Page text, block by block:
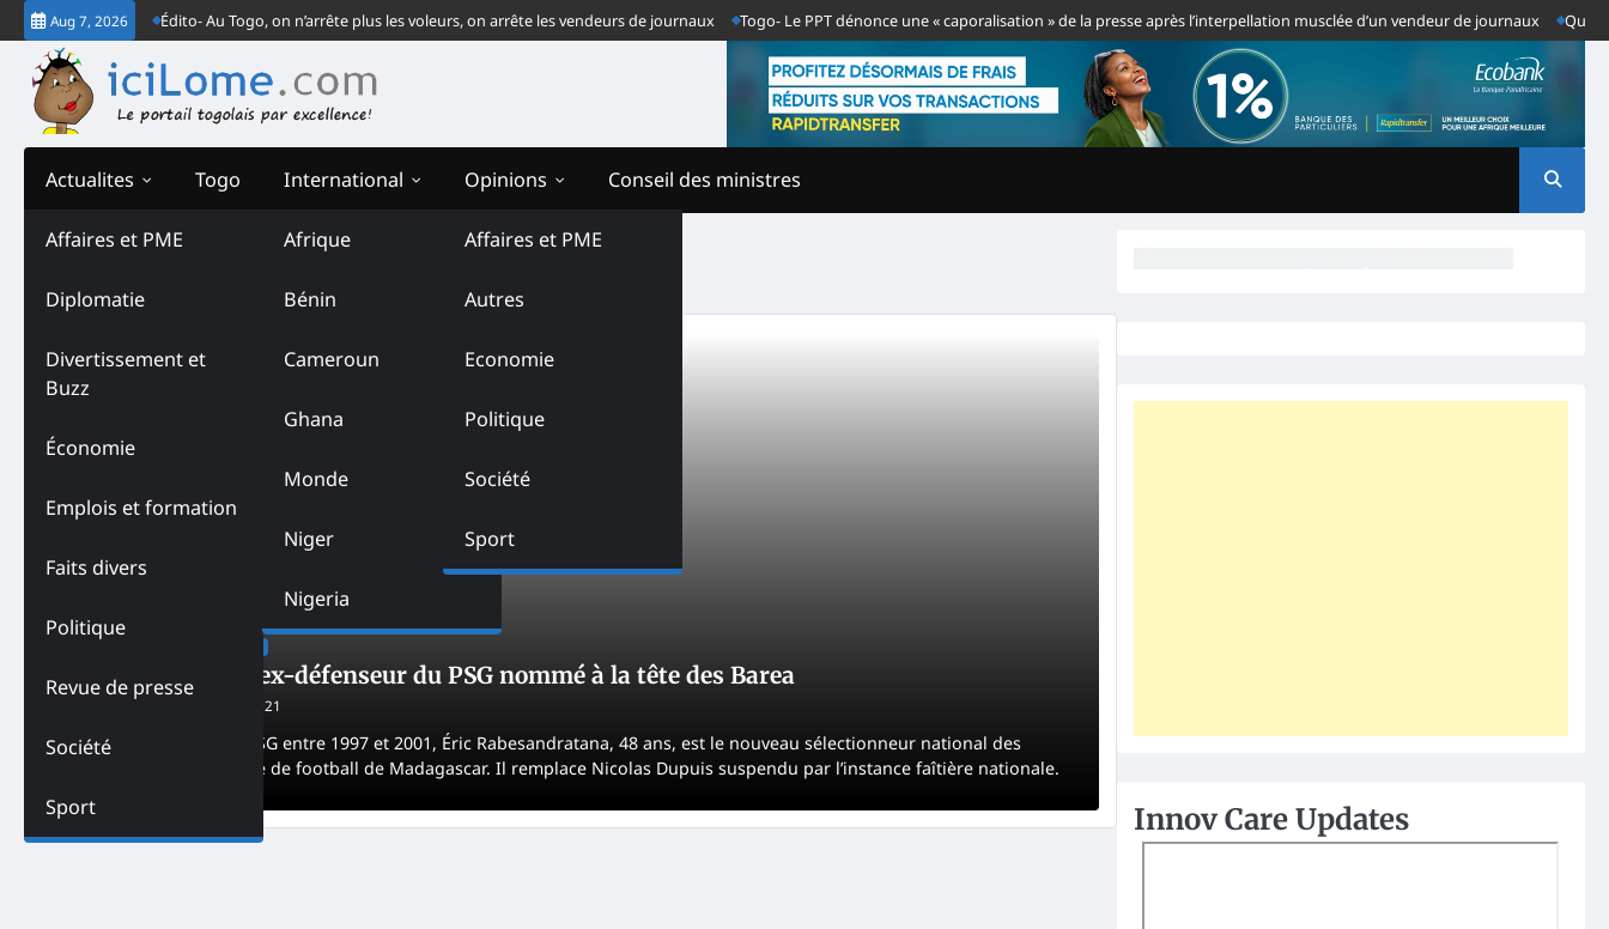
Skip
to
content
Aug 7, 2026
CJ-CEDEAO Édito- Au Togo, on n’arrête plus les voleurs, on arrête les vendeurs de journaux Togo- Le PPT dénonce une « caporalisation » de la presse après l’interpellation musclée d’un vendeur de journaux Quand
Actualites
Affaires et PME
Diplomatie
Divertissement et
Buzz
Économie
Emplois et formation
Faits divers
Politique
Revue de presse
Société
Sport
Togo International
Afrique
Bénin
Cameroun
Ghana
Monde
Niger
Nigeria
Opinions
Affaires et PME
Autres
Economie
Politique
Société
Sport
Conseil des ministres
Tag:Éric Rabesandratana
Madagascar-Un ex-défenseur du PSG nommé à la tête des Barea
May 4, 2021
Ancien défenseur du PSG entre 1997 et 2001, Éric Rabesandratana, 48 ans, est le nouveau sélectionneur national des
Barea, équipe nationale de football de Madagascar. Il remplace Nicolas Dupuis suspendu par l’instance faîtière nationale.
Innov Care Updates